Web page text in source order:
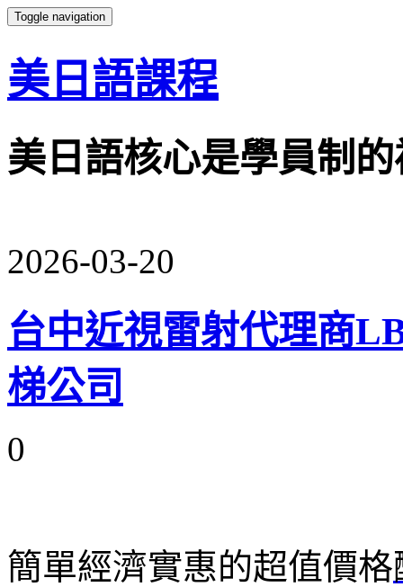
Toggle navigation
美日語課程
美日語核心是學員制
2026-03-20
台中近視雷射代理商
梯公司
0
簡單經濟實惠的超值價格